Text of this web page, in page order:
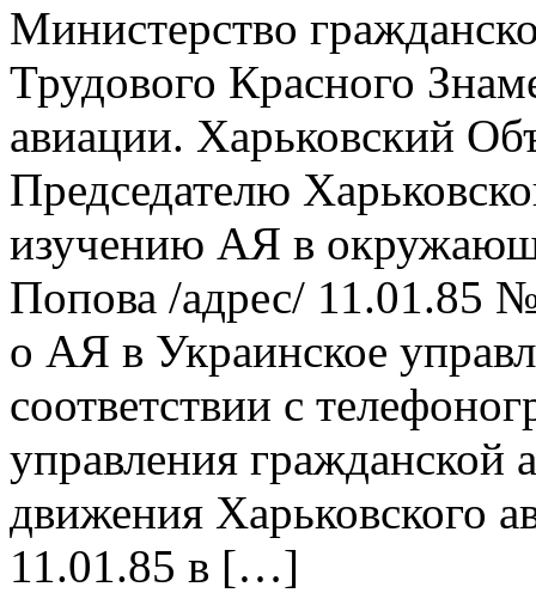
Министерство
Трудового Красного
авиации. Харьковский
Председателю
изучению АЯ в
Попова /адрес/ 11.01.85
о АЯ в Украинское
соответствии с
управления гражданской
движения Харьковского
11.01.85 в […]